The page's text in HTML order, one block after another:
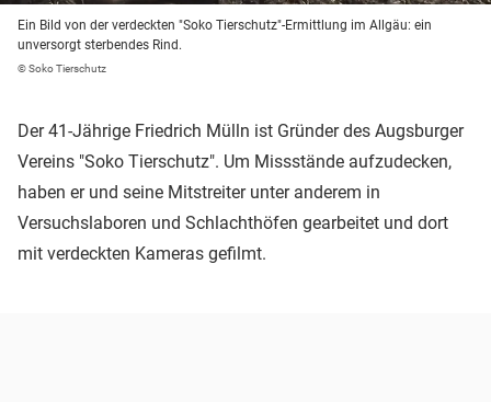
Ein Bild von der verdeckten "Soko Tierschutz"-Ermittlung im Allgäu: ein
unversorgt sterbendes Rind.
© Soko Tierschutz
Der 41-Jährige Friedrich Mülln ist Gründer des Augsburger
Vereins "Soko Tierschutz". Um Missstände aufzudecken,
haben er und seine Mitstreiter unter anderem in
Versuchslaboren und Schlachthöfen gearbeitet und dort
mit verdeckten Kameras gefilmt.